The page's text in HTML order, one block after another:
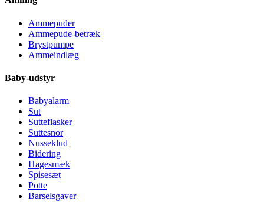
Ammepuder
Ammepude-betræk
Brystpumpe
Ammeindlæg
Baby-udstyr
Babyalarm
Sut
Sutteflasker
Suttesnor
Nusseklud
Bidering
Hagesmæk
Spisesæt
Potte
Barselsgaver